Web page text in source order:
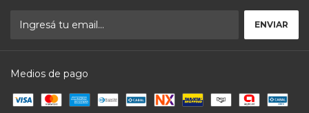
Medios de pago